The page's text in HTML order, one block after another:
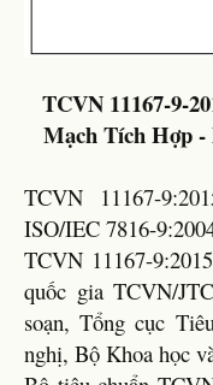
TCVN 11167-9-
Mạch Tích Hợp
TCVN 11167-
ISO/IEC 7816-
TCVN 11167-
quốc gia TCVN/
soạn, Tổng cục
nghị, Bộ Khoa học